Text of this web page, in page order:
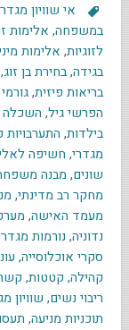
אי שוויון
במשפחה, אלימות
לזוגיות, אלימות
בגידה,בחירת בן זוג,
בריאות פיזית,
הפרשי גיל, השכלה
בילדות, התערבויות
מגדרי, חשיפה
שונים, מבנה
מחקר רב מדינתי,
מעמד האישה,
נדוניה, נורמות
סקרי אוכלוסייה,
קהילה, קטטות,
ריבוי נשים, שוויון
תוכניות מניעה,